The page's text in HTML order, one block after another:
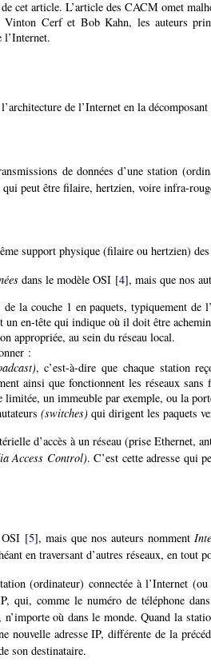
cet article. L’article des CACM omet
Vinton Cerf et Bob Kahn, les auteurs
de l’Internet en la
de données d’une station
peut être filaire, hertzien, voire infra-
support physique (filaire ou hertzien)
dans le modèle OSI[4], mais que nos
la couche 1 en paquets, typiquement de
un en-tête qui indique où il doit être
appropriée, au sein du réseau local.
:
, c’est-à-dire que chaque station
ainsi que fonctionnent les réseaux
limitée, un immeuble par exemple, ou la
(switches)qui dirigent les paquets
d’accès à un réseau (prise Ethernet,
Access Control). C’est cette adresse qui
[5], mais que nos auteurs nomment
en traversant d’autres réseaux, en tout
(ordinateur) connectée à l’Internet
qui, comme le numéro de téléphone
où dans le monde. Quand la
nouvelle adresse IP, différente de la
son destinataire.